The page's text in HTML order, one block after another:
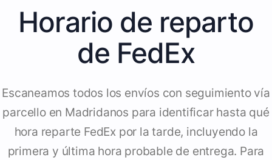
Horario de reparto
de FedEx
Escaneamos todos los envíos con seguimiento vía
parcello en Madridanos para identificar hasta qué
hora reparte FedEx por la tarde, incluyendo la
primera y última hora probable de entrega. Para